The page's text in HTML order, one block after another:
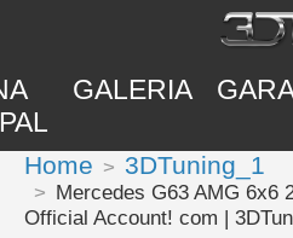
GALERIA
Home 3DTuning_1
Mercedes G63 AMG 6x6
Official Account! com |